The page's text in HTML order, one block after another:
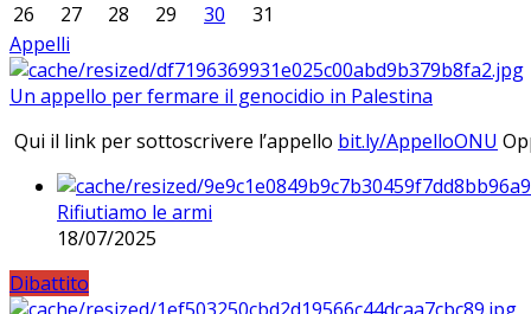
26
27 28 29 30
31
Appelli
Un appello per fermare il genocidio in Palestina
Qui il link per sottoscrivere l’appello bit.ly/AppelloONU
Rifiutiamo le armi
18/07/2025
Dibattito